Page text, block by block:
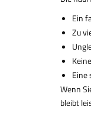
Ein
Zu
Eine
Wenn
bleibt